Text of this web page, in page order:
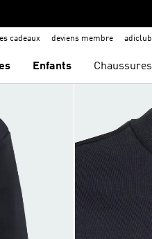
cadeaux deviens membre adiclub
Enfants Chaussures